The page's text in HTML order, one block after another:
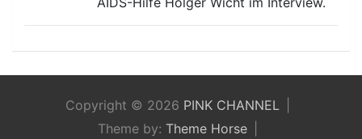
Copyright © 2026 PINK CHANNEL
Theme by: Theme Horse